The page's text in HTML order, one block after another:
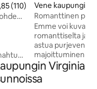
arvio 4,85/5,
(110)
on
ja
Vene
Romanttinen
Emme voi
romanttiselta ja
astua
majoittuminen
venesataman
minkä jälkeen
kannelle
Virginia